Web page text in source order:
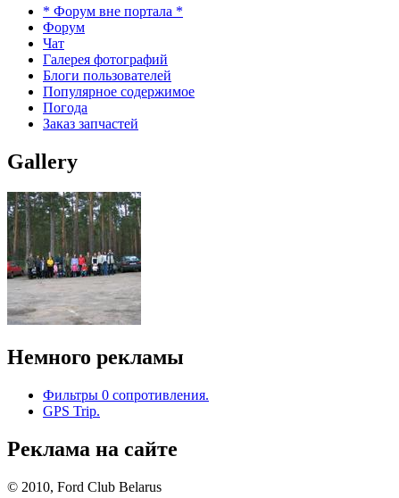
* Форум вне портала *
Форум
Чат
Галерея фотографий
Блоги пользователей
Популярное содержимое
Погода
Заказ запчастей
Gallery
Немного рекламы
Фильтры 0 сопротивления.
GPS Trip.
Реклама на сайте
© 2010, Ford Club Belarus